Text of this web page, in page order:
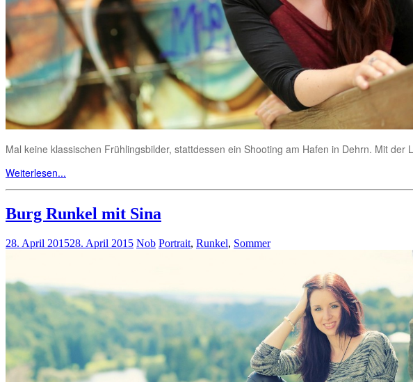
Mal keine klassischen Frühlingsbilder, stattdessen ein Shooting am Hafen in Dehrn. Mit
Weiterlesen...
Burg Runkel mit Sina
28. April 201528. April 2015 Nob Portrait, Runkel, Sommer